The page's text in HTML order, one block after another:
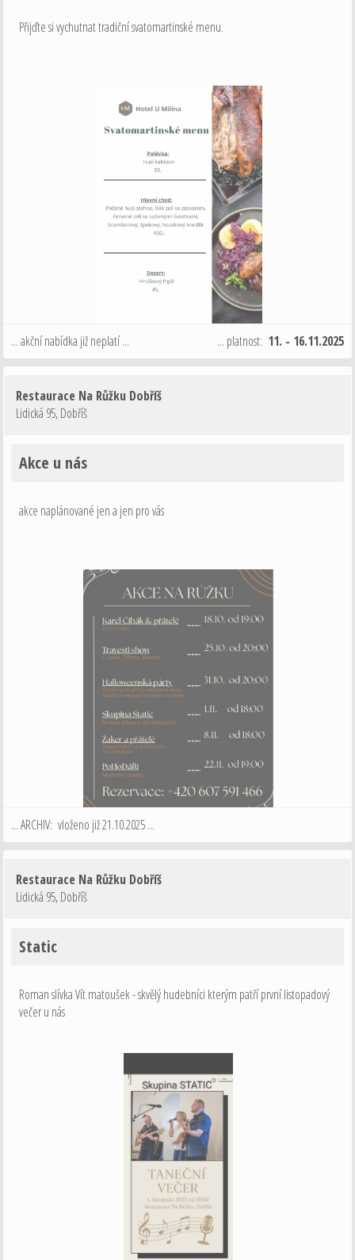
Přijďte si vychutnat tradiční svatomartinské menu.
... akční nabídka již neplatí ... ... platnost: 11. - 16.11.2025
Restaurace Na Růžku Dobříš
Lidická 95,Dobříš
Akce u nás
akce naplánované jen a jen pro vás
... ARCHIV: vloženo již 21.10.2025 ...
Restaurace Na Růžku Dobříš
Lidická 95,Dobříš
Static
Roman slívka Vít matoušek - skvělý hudebníci kterým patří první listopadový
večer u nás